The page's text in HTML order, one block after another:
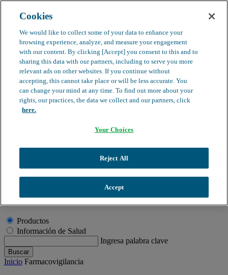
search clear
Dirección médica
Farmacovigilancia
Objeción de calidad
Buscador de productossearch
Profesionales Quiénes somos
Buscador
Quiero encontrar:
Productos
Información de Salud
Ingresa palabra clave
Buscar
Inicio Farmacovigilancia
Cookies
We would like to collect some of your data to enhance your
browsing experience, analyze, and measure your engagement
with our content. By clicking [Accept] you consent to this and to
sharing this data with our partners, including to serve you more
relevant ads on other websites. If you continue without
accepting, this cannot take place or will be less accurate. You
can change your mind at any time. To find out more about your
rights, our practices, the data we collect and our partners, click
here.
Your Choices
Reject All
Accept